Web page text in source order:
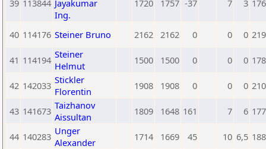
39 113844 Jayakumar
Ing.
1720 1757 -37 7 3
40 114176 Steiner Bruno 2162 2162 0 0 0
41 114194 Steiner
Helmut
1500 1500 0 0 0
42 142033 Stickler
Florentin
1908 1908 0 0 0
43 141673 Taizhanov
Aissultan
1809 1648 161 7 6
44 140283 Unger
Alexander
1714 1669 45 10 6,5